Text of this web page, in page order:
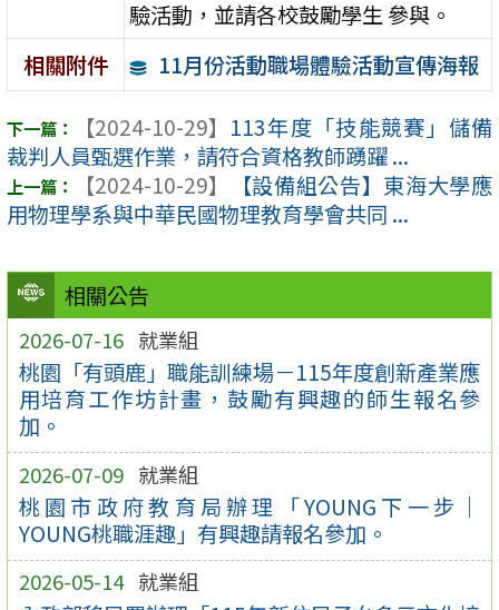
相關公告
2026-07-16 就業組
桃園「有頭鹿」職能訓練場－115年度創新產業應
用培育工作坊計畫，鼓勵有興趣的師生報名參
加。
2026-07-09 就業組
桃園市政府教育局辦理「YOUNG下一步｜
YOUNG桃職涯趣」有興趣請報名參加。
2026-05-14 就業組
驗活動，並請各校鼓勵學生 參與。
相關附件
11月份活動職場體驗活動宣傳海報
【2024-10-29】 113年度「技能競賽」儲備
裁判人員甄選作業，請符合資格教師踴躍 ...
【2024-10-29】
【設備組公告】東海大學應
用物理學系與中華民國物理教育學會共同 ...